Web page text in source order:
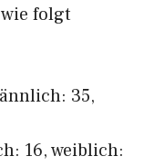
folgt
35,
16, weiblich: